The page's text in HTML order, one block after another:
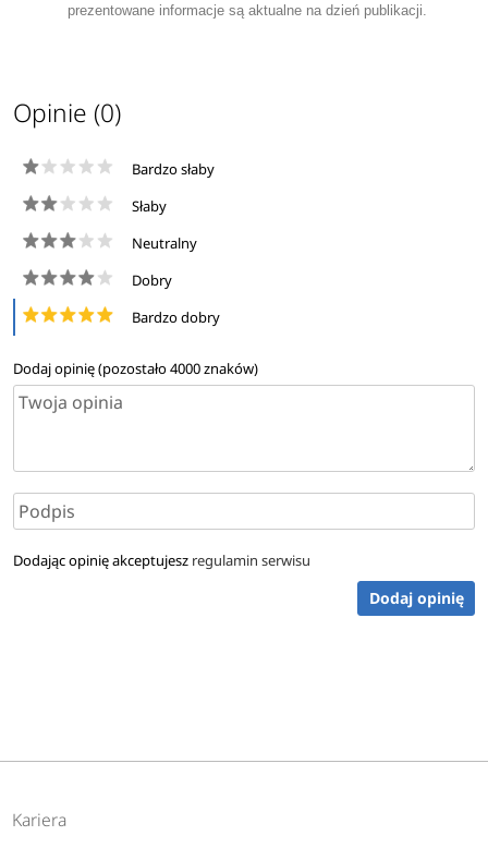
prezentowane informacje są aktualne na dzień publikacji.
Opinie (0)
Bardzo słaby
Słaby
Neutralny
Dobry
Bardzo dobry
Dodaj opinię (pozostało4000znaków)
Dodając opinię akceptujesz regulamin serwisu
Dodaj opinię
Kariera